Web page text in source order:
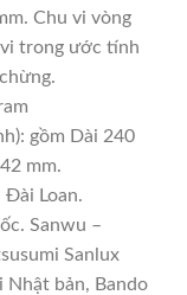
Chu vi vòng
trong ước tính
gồm Dài 240
mm.
Đài Loan.
Sanwu –
Sanlux
Nhật bản, Bando